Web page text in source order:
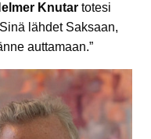
Knutar totesi
lähdet Saksaan,
auttamaan.”